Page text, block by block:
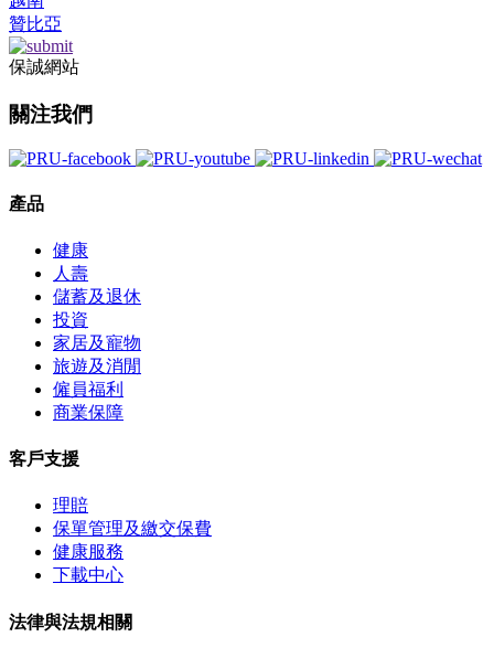
贊比亞
保誠網站
關注我們
產品
健康
人壽
儲蓄及退休
投資
家居及寵物
旅遊及消閒
僱員福利
商業保障
客戶支援
理賠
保單管理及繳交保費
健康服務
下載中心
法律與法規相關